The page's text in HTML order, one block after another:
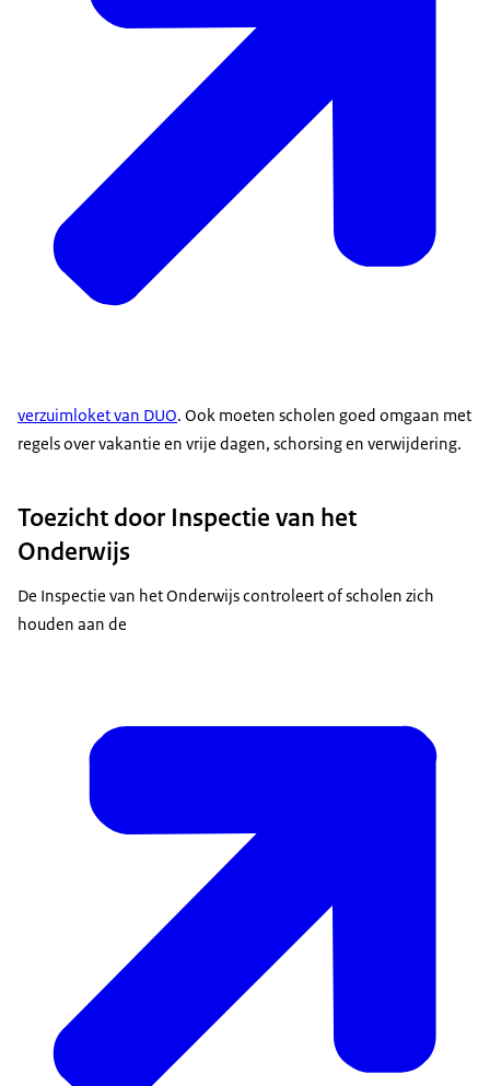
verzuimloket van DUO. Ook moeten scholen goed omgaan met
regels over vakantie en vrije dagen, schorsing en verwijdering.
Toezicht door Inspectie van het
Onderwijs
De Inspectie van het Onderwijs controleert of scholen zich
houden aan de